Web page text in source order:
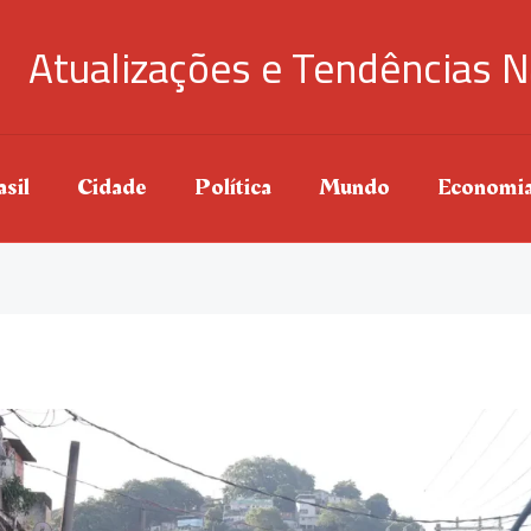
Atualizações e Tendências
Cidade Política Mundo